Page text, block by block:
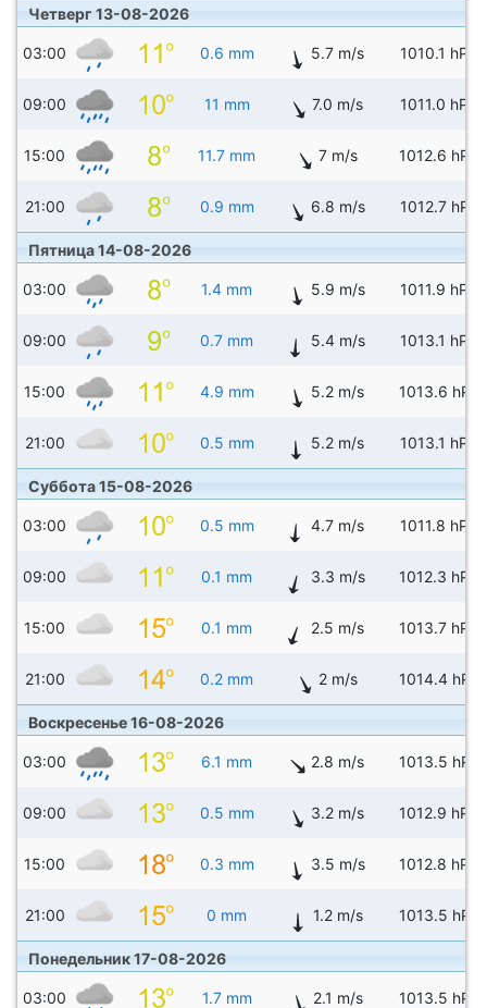
Четверг 13-08-2026
03:00 0.6 mm 5.7 m/s 1010.1 hPa
09:00 11 mm 7.0 m/s 1011.0 hPa
15:00 11.7 mm 7 m/s 1012.6 hPa
21:00 0.9 mm 6.8 m/s 1012.7 hPa
Пятница 14-08-2026
03:00 1.4 mm 5.9 m/s 1011.9 hPa
09:00 0.7 mm 5.4 m/s 1013.1 hPa
15:00 4.9 mm 5.2 m/s 1013.6 hPa
21:00 0.5 mm 5.2 m/s 1013.1 hPa
Суббота 15-08-2026
03:00 0.5 mm 4.7 m/s 1011.8 hPa
09:00 0.1 mm 3.3 m/s 1012.3 hPa
15:00 0.1 mm 2.5 m/s 1013.7 hPa
21:00 0.2 mm 2 m/s 1014.4 hPa
Воскресенье 16-08-2026
03:00 6.1 mm 2.8 m/s 1013.5 hPa
09:00 0.5 mm 3.2 m/s 1012.9 hPa
15:00 0.3 mm 3.5 m/s 1012.8 hPa
21:00 0 mm 1.2 m/s 1013.5 hPa
Понедельник 17-08-2026
03:00 1.7 mm 2.1 m/s 1013.5 hPa